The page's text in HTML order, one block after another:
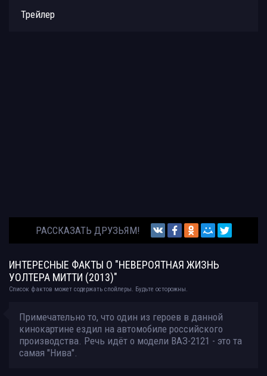
Трейлер
РАССКАЗАТЬ ДРУЗЬЯМ!
ИНТЕРЕСНЫЕ ФАКТЫ О "НЕВЕРОЯТНАЯ ЖИЗНЬ
УОЛТЕРА МИТТИ (2013)"
Список фактов может содержать спойлеры. Будьте осторожны.
Примечательно то, что один из героев в данной
кинокартине ездил на автомобиле российского
производства. Речь идёт о модели ВАЗ-2121 - это та
самая "Нива".